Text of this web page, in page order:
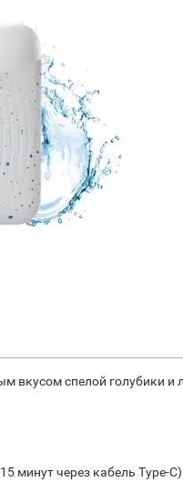
вкусом спелой голубики и
минут через кабель Type-C)